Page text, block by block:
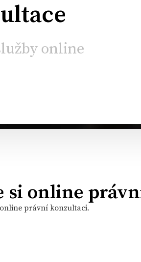
online
si online
právní konzultaci.